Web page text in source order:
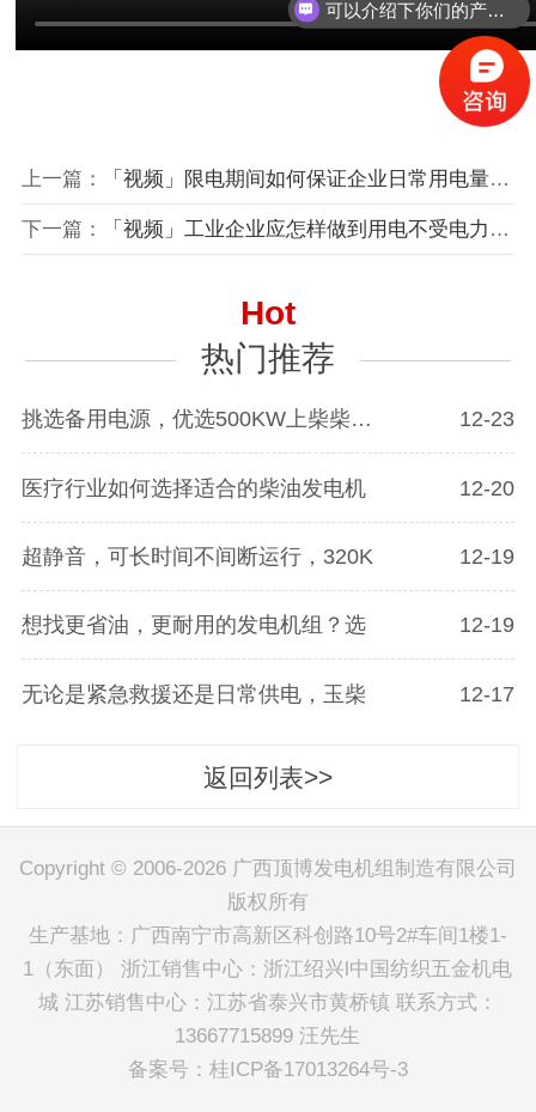
上一篇： 「视频」限电期间如何保证企业日常用电量不受停电影响？顶博500KW发电机组助力企业用电需求
下一篇： 「视频」工业企业应怎样做到用电不受电力限制的影响？柴油发电机可以解决电力限制的紧急问题
Hot
热门推荐
挑选备用电源，优选500KW上柴柴油发电 12-23
医疗行业如何选择适合的柴油发电机 12-20
超静音，可长时间不间断运行，320K 12-19
想找更省油，更耐用的发电机组？选 12-19
无论是紧急救援还是日常供电，玉柴 12-17
返回列表>>
Copyright © 2006-2026 广西顶博发电机组制造有限公司
版权所有
生产基地：广西南宁市高新区科创路10号2#车间1楼1-
1（东面） 浙江销售中心：浙江绍兴l中国纺织五金机电
城 江苏销售中心：江苏省泰兴市黄桥镇 联系方式：
13667715899 汪先生
备案号： 桂ICP备17013264号-3
可以介绍下你们的产品么？